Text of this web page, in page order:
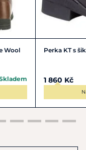
Wool Perka KT s
1 860 Kč